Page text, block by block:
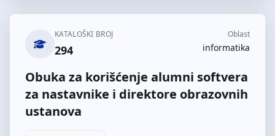
KATALOŠKI BROJ
294
Oblast
informatika
Obuka za korišćenje alumni softvera
za nastavnike i direktore obrazovnih
ustanova